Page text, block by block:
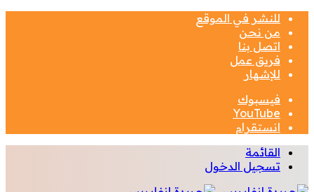
للنشر في الموقع
من نحن
اتصل بنا
فريق عمل
للإشهار
فيسبوك
‫YouTube
انستقرام
القائمة
تسجيل الدخول